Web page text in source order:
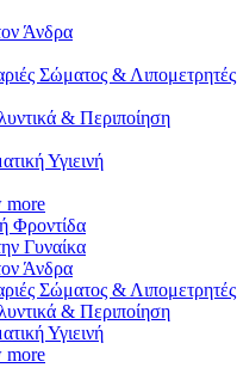
Άνδρα
Σώματος & Λιπομετρητές
& Περιποίηση
Υγιεινή
more
Φροντίδα
Γυναίκα
Άνδρα
Σώματος & Λιπομετρητές
& Περιποίηση
Υγιεινή
more